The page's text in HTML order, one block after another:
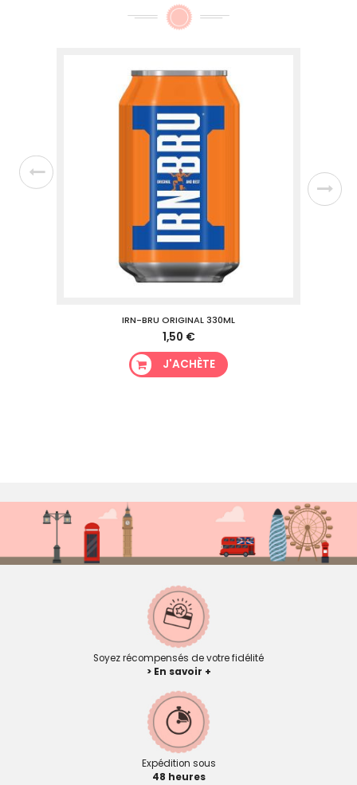
IRN-BRU ORIGINAL 330ML
1,50 €
J'ACHÈTE
Soyez récompensés de votre fidélité
> En savoir +
Expédition sous
48 heures